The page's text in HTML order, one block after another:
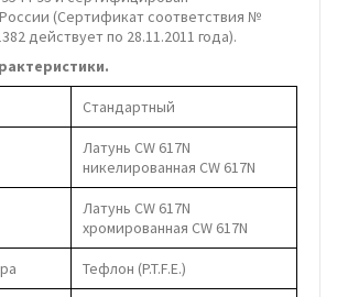
(Сертификат соответствия №
действует по 28.11.2011 года).
Стандартный
Латунь CW 617N
никелированная CW 617N
Латунь CW 617N
хромированная CW 617N
Тефлон (P.T.F.E.)